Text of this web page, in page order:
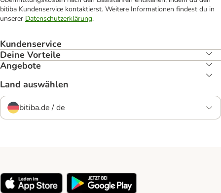
bitiba Kundenservice kontaktierst. Weitere Informationen findest du in
unserer Datenschutzerklärung.
Kundenservice
Deine Vorteile
Angebote
Land auswählen
bitiba.de / de